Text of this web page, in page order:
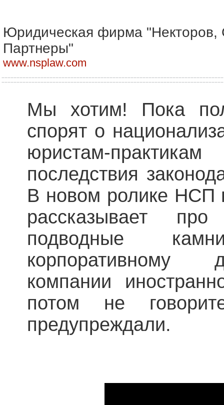
Юридическая фирма "Некторов,
Партнеры"
www.nsplaw.com
Мы хотим! Пока
спорят о
юристам-
последствия
В новом ролике НСП
рассказывает
подводные
корпоративному
компании
потом не
предупреждали.